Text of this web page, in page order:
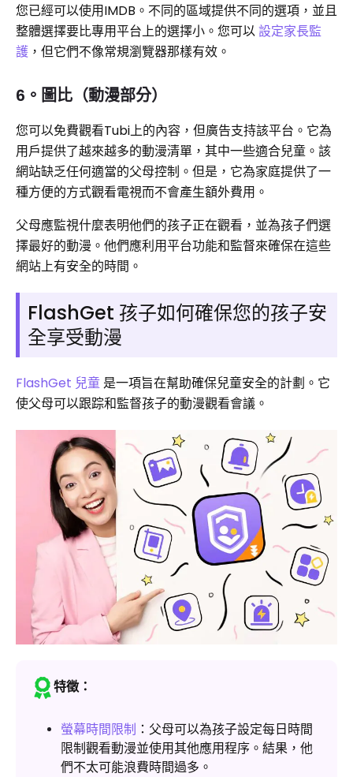
您已經可以使用IMDB。不同的區域提供不同的選項，並且
整體選擇要比專用平台上的選擇小。您可以設定家長監
護 ，但它們不像常規瀏覽器那樣有效。
6。圖比（動漫部分）
您可以免費觀看Tubi上的內容，但廣告支持該平台。它為
用戶提供了越來越多的動漫清單，其中一些適合兒童。該
網站缺乏任何適當的父母控制。但是，它為家庭提供了一
種方便的方式觀看電視而不會產生額外費用。
父母應監視什麼表明他們的孩子正在觀看，並為孩子們選
擇最好的動漫。他們應利用平台功能和監督來確保在這些
網站上有安全的時間。
FlashGet 孩子如何確保您的孩子安
全享受動漫
FlashGet 兒童是一項旨在幫助確保兒童安全的計劃。它
使父母可以跟踪和監督孩子的動漫觀看會議。
特徵：
螢幕時間限制 ：父母可以為孩子設定每日時間
限制觀看動漫並使用其他應用程序。結果，他
們不太可能浪費時間過多。